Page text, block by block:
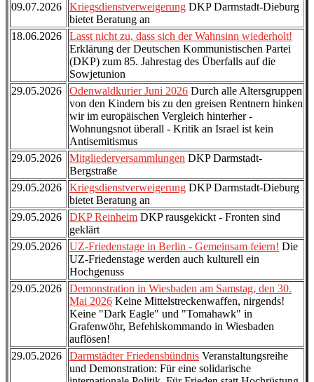
09.07.2026
Kriegsdienstverweigerung DKP Darmstadt-Dieburg
bietet Beratung an
18.06.2026
Lasst nicht zu, dass sich der Wahnsinn wiederholt!
Erklärung der Deutschen Kommunistischen Partei
(DKP) zum 85. Jahrestag des Überfalls auf die
Sowjetunion
29.05.2026
Odenwaldkurier Juni 2026 Durch alle Altersgruppen
von den Kindern bis zu den greisen Rentnern hinken
wir im europäischen Vergleich hinterher -
Wohnungsnot überall - Kritik an Israel ist kein
Antisemitismus
29.05.2026
Mitgliederversammlungen DKP Darmstadt-
Bergstraße
29.05.2026
Kriegsdienstverweigerung DKP Darmstadt-Dieburg
bietet Beratung an
29.05.2026
DKP Reinheim DKP rausgekickt - Fronten sind
geklärt
29.05.2026
UZ-Friedenstage in Berlin - Gemeinsam feiern! Die
UZ-Friedenstage werden auch kulturell ein
Hochgenuss
29.05.2026
Demonstration in Wiesbaden am Samstag, den 30.
Mai 2026 Keine Mittelstreckenwaffen, nirgends!
Keine "Dark Eagle" und "Tomahawk" in
Grafenwöhr, Befehlskommando in Wiesbaden
auflösen!
29.05.2026
Darmstädter Friedensbündnis Veranstaltungsreihe
und Demonstration: Für eine solidarische